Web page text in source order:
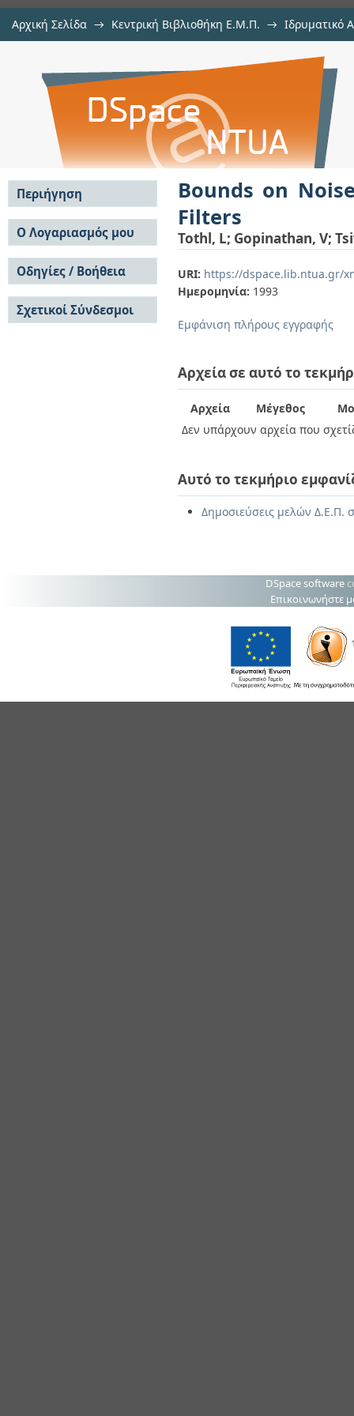
Αρχική Σελίδα → Κεντρική Βιβλιοθήκη Ε.Μ.Π. → Ιδρυματικό
Bounds on Noise in Integrated
Bounds on
Filters
Tothl, L; Gopinathan, V;
URI: https://dspace.lib.ntua.gr/
Ημερομηνία: 1993
Εμφάνιση πλήρους εγγραφής
Αρχεία σε αυτό το
Αρχεία Μέγεθος
Δεν υπάρχουν αρχεία που
Αυτό το τεκμήριο
Δημοσιεύσεις μελών Δ.Ε.Π.
Περιήγηση
Σε όλο το DSpace
Κοινότητες & Συλλογές
Ανά Ημερομηνία
Έκδοσης
Συγγραφείς
Τίτλοι
Θέματα
Ο Λογαριασμός μου
Σύνδεση
Εγγραφή
Οδηγίες / Βοήθεια
Οδηγίες Υποβολής
Οδηγίες Χρήσης ΙΑ
Συχνές Ερωτήσεις
Σχετικοί Σύνδεσμοι
DSpace software
Επικοινωνήστε